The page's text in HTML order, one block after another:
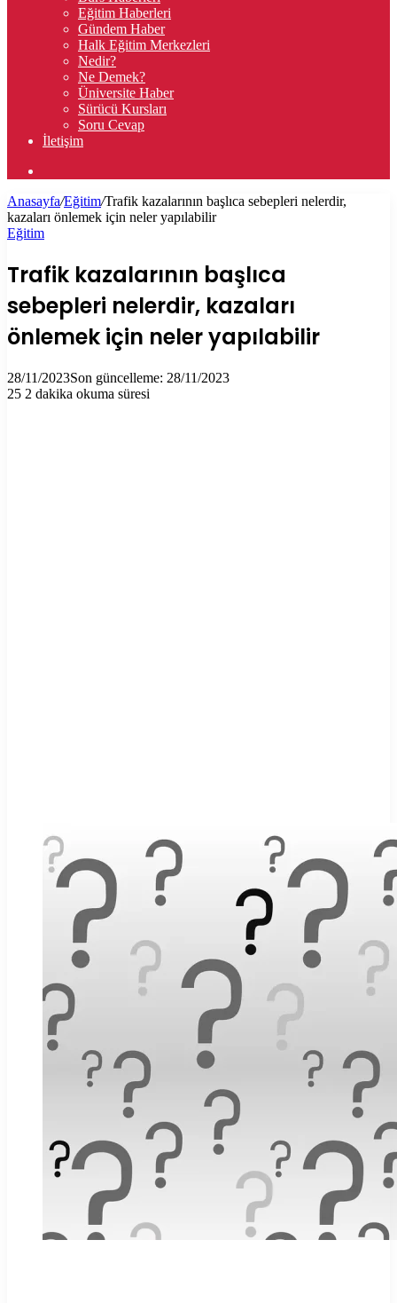
Eğitim Haberleri
Gündem Haber
Halk Eğitim Merkezleri
Nedir?
Ne Demek?
Üniversite Haber
Sürücü Kursları
Soru Cevap
İletişim
...
Anasayfa/Eğitim/Trafik kazalarının başlıca sebepleri nelerdir,
kazaları önlemek için neler yapılabilir
Eğitim
Trafik kazalarının başlıca
sebepleri nelerdir, kazaları
önlemek için neler yapılabilir
28/11/2023Son güncelleme: 28/11/2023
25 2 dakika okuma süresi